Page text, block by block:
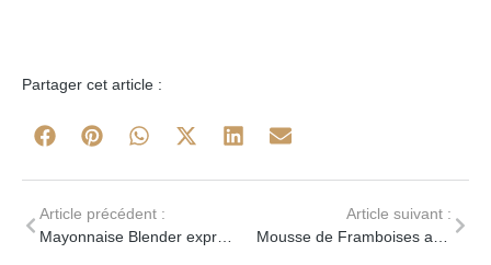
Partager cet article :
Article précédent :
Article suivant :